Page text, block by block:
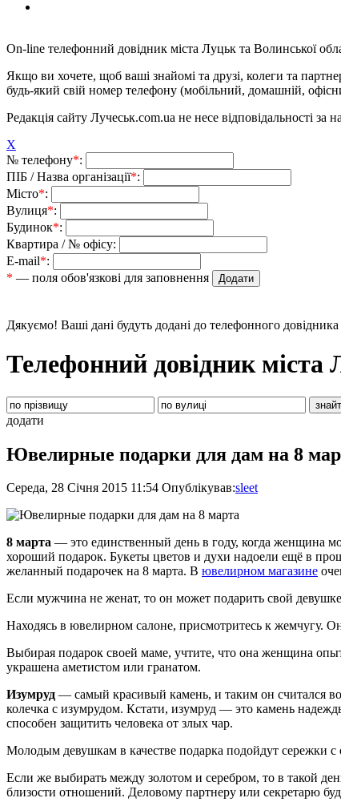
On-line телефонний довідник міста Луцьк та Волинської
Якщо ви хочете, щоб ваші знайомі та друзі, колеги та
будь-який свій номер телефону (мобільний, домашній,
Редакція сайту Лучеськ.com.ua не несе відповідальності за
X
№ телефону*:
ПІБ / Назва організації*:
Місто*:
Вулиця*:
Будинок*:
Квартира / № офісу:
E-mail*:
* — поля обов'язкові для заповнення
Дякуємо! Ваші дані будуть додані до телефонного
Телефонний довідник
додати
Ювелирные подарки для дам на 8
Середа, 28 Січня 2015 11:54 Опублікував:sleet
8 марта — это единственный день в году, когда женщина
хороший подарок. Букеты цветов и духи надоели ещё в
желанный подарочек на 8 марта. В ювелирном магазине
Если мужчина не женат, то он может подарить свой
Находясь в ювелирном салоне, присмотритесь к жемчугу.
Выбирая подарок своей маме, учтите, что она женщина
украшена аметистом или гранатом.
Изумруд — самый красивый камень, и таким он считался
колечка с изумрудом. Кстати, изумруд — это камень
способен защитить человека от злых чар.
Молодым девушкам в качестве подарка подойдут сережки
Если же выбирать между золотом и серебром, то в такой
близости отношений. Деловому партнеру или секретарю